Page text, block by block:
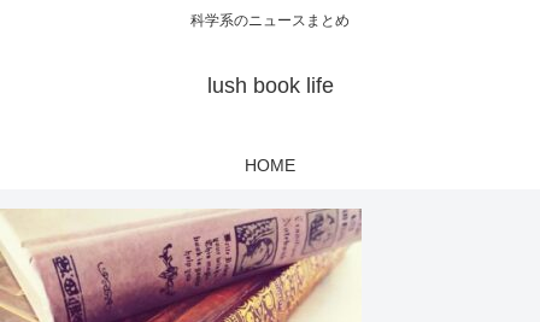
科学系のニュースまとめ
lush book life
HOME